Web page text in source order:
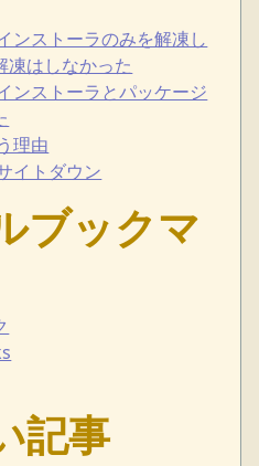
ンストーラのみを解凍し
凍はしなかった
ンストーラとパッケージ
理由
イトダウン
ブックマ
記事